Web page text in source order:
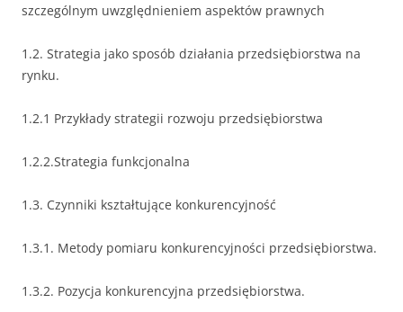
szczególnym uwzględnieniem aspektów prawnych
1.2. Strategia jako sposób działania przedsiębiorstwa na
rynku.
1.2.1 Przykłady strategii rozwoju przedsiębiorstwa
1.2.2.Strategia funkcjonalna
1.3. Czynniki kształtujące konkurencyjność
1.3.1. Metody pomiaru konkurencyjności przedsiębiorstwa.
1.3.2. Pozycja konkurencyjna przedsiębiorstwa.